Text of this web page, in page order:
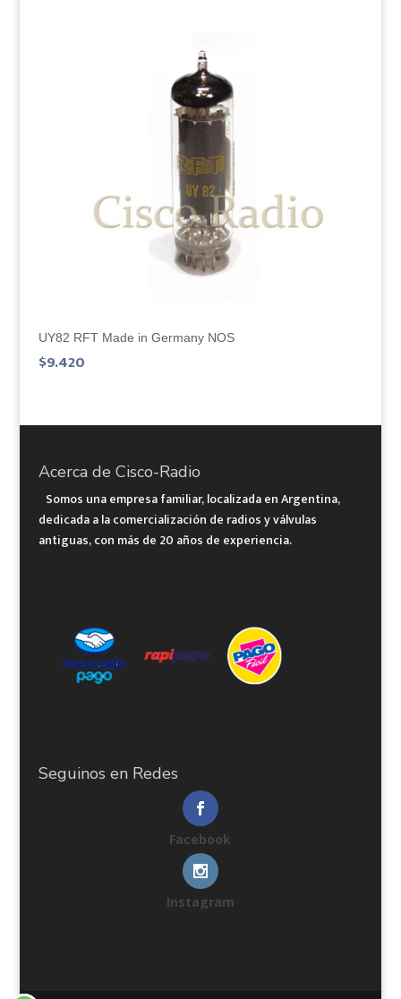
UY82 RFT Made in Germany NOS
$9.420
Acerca de Cisco-Radio
Somos una empresa familiar, localizada en Argentina,
dedicada a la comercialización de radios y válvulas
antiguas, con más de 20 años de experiencia.
Seguinos en Redes
Facebook
Instagram